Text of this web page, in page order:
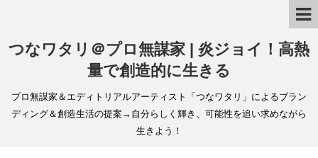
つなワタリ＠プロ無謀家 | 炎ジョイ！高熱
量で創造的に生きる
プロ無謀家＆エディトリアルアーティスト「つなワタリ」によるブラン
ディング＆創造生活の提案→自分らしく輝き、可能性を追い求めながら
生きよう！